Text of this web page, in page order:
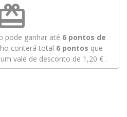
pode ganhar até 6pontos de
conterá total 6 pontos que
vale de desconto de 1,20 €.